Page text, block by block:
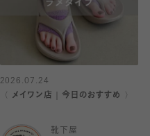
2026.07.24
〈 メイワン店｜今日のおすすめ 〉
靴下屋